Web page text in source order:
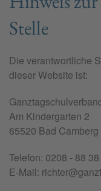
Stelle
Die verantwortliche
dieser Website ist:
Am Kin­­der­­gar­ten 2
65520 Bad Cam­­berg
Telefon: 0208 - 88
E-Mail: